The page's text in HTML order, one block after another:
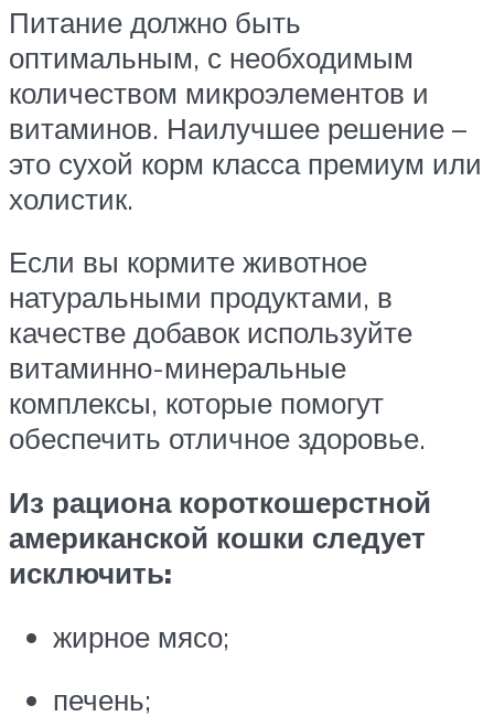
Питание должно быть
оптимальным, с необходимым
количеством микроэлементов и
витаминов. Наилучшее решение –
это сухой корм класса премиум или
холистик.
Если вы кормите животное
натуральными продуктами, в
качестве добавок используйте
витаминно-минеральные
комплексы, которые помогут
обеспечить отличное здоровье.
Из рациона короткошерстной
американской кошки следует
исключить:
жирное мясо;
печень;